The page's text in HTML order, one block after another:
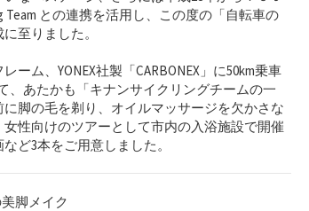
Team との連携を活用し、この度の「自転車の
至りました。
ム、YONEX社製「CARBONEX」に50km乗車
、あたかも「キナンサイクリングチームの一
脚の毛を剃り、オイルマッサージを欠かさな
性向けのツアーとして市内の入浴施設で開催
ど3本をご用意しました。
脚メイク